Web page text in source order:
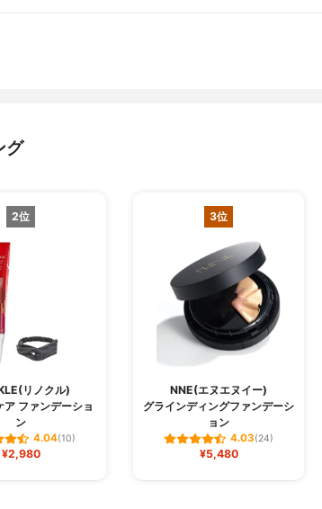
グ
2位
リノクル)
ア ファンデーショ
ン
4.04(10)
¥2,980
3位
NNE(エヌエヌイー)
グラインディングファンデーシ
ョン
4.03(24)
¥5,480